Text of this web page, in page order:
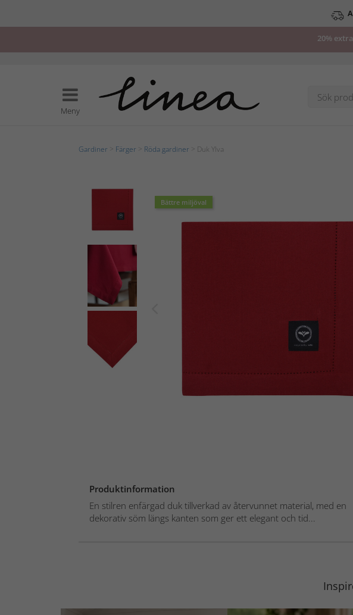
20%
Meny
Gardiner Färger Röda gardiner > Duk Ylva
Bättre miljöval
Produktinformation
En stilren enfärgad duk tillverkad av återvunnet material, med en
dekorativ söm längs kanten som ger ett elegant och tid...